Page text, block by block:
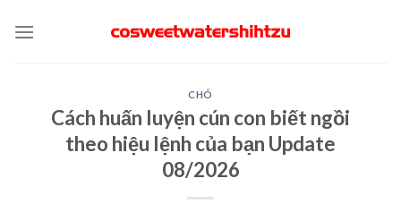
CHÓ
Cách huấn luyện cún con biết ngồi
theo hiệu lệnh của bạn Update
08/2026